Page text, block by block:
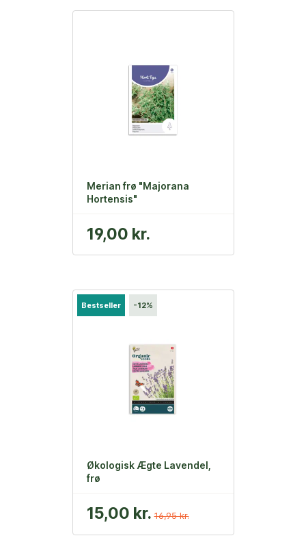
Merian frø "Majorana
Hortensis"
19,00 kr.
Bestseller -12%
Økologisk Ægte Lavendel,
frø
15,00 kr.16,95 kr.